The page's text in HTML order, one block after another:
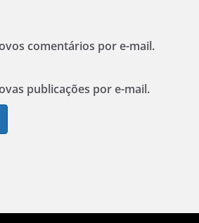
comentários por e-mail.
publicações por e-mail.